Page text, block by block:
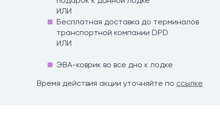
ИЛИ
Бесплатная доставка до терминалов
транспортной компании DPD
ИЛИ
ЭВА-коврик во все дно к лодке
Время действия акции уточняйте по ссылке